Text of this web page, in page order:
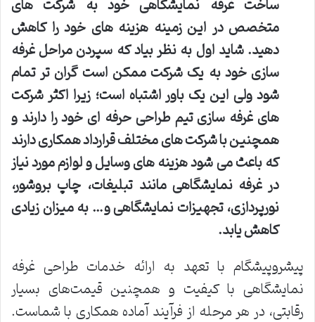
متخصص در این زمینه هزینه های خود را کاهش
دهید. شاید اول به نظر بیاد که سپردن مراحل غرفه
سازی خود به یک شرکت ممکن است گران تر تمام
شود ولی این یک باور اشتباه است؛ زیرا اکثر شرکت
های غرفه سازی تیم طراحی حرفه ای خود را دارند و
همچنین با شرکت های مختلف قرارداد همکاری دارند
که باعث می شود هزینه های وسایل و لوازم مورد نیاز
در غرفه نمایشگاهی مانند تبلیغات، چاپ بروشور،
نورپردازی، تجهیزات نمایشگاهی و… به میزان زیادی
کاهش یابد.
پیشروپیشگام با تعهد به ارائه خدمات طراحی غرفه
نمایشگاهی با کیفیت و همچنین قیمت‌های بسیار
رقابتی، در هر مرحله از فرآیند آماده همکاری با شماست.